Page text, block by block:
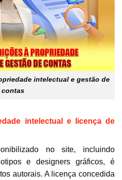
intelectual e gestão de
contas
intelectual e licença de
no site, incluindo
e designers gráficos, é
autorais. A licença concedida